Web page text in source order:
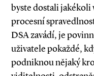
byste dostali jakékoli
procesní
DSA zavádí, je
uživatele pokaždé,
podniknou nějaký